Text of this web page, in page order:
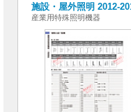
施設・屋外照明 2012-
産業用特殊照明機器